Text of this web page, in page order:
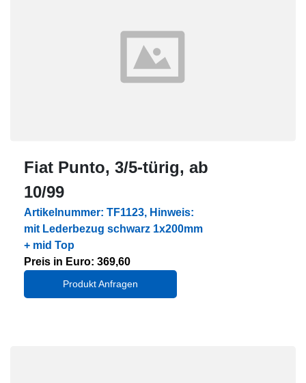
Fiat Punto, 3/5-türig, ab
10/99
Artikelnummer: TF1123, Hinweis:
mit Lederbezug schwarz 1x200mm
+ mid Top
Preis in Euro: 369,60
Produkt Anfragen